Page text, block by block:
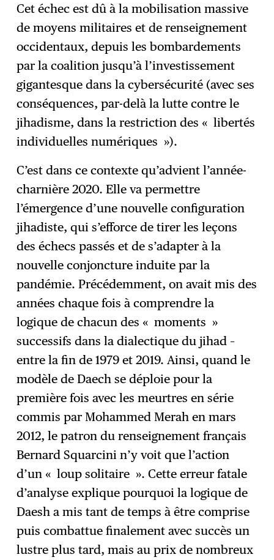
Cet échec est dû à la mobilisation massive
de moyens militaires et de renseignement
occidentaux, depuis les bombardements
par la coalition jusqu’à l’investissement
gigantesque dans la cybersécurité (avec ses
conséquences, par-delà la lutte contre le
jihadisme, dans la restriction des « libertés
individuelles numériques »).
C’est dans ce contexte qu’advient l’année-
charnière 2020. Elle va permettre
l’émergence d’une nouvelle configuration
jihadiste, qui s’efforce de tirer les leçons
des échecs passés et de s’adapter à la
nouvelle conjoncture induite par la
pandémie. Précédemment, on avait mis des
années chaque fois à comprendre la
logique de chacun des « moments »
successifs dans la dialectique du jihad –
entre la fin de 1979 et 2019. Ainsi, quand le
modèle de Daech se déploie pour la
première fois avec les meurtres en série
commis par Mohammed Merah en mars
2012, le patron du renseignement français
Bernard Squarcini n’y voit que l’action
d’un « loup solitaire ». Cette erreur fatale
d’analyse explique pourquoi la logique de
Daesh a mis tant de temps à être comprise
puis combattue finalement avec succès un
lustre plus tard, mais au prix de nombreux